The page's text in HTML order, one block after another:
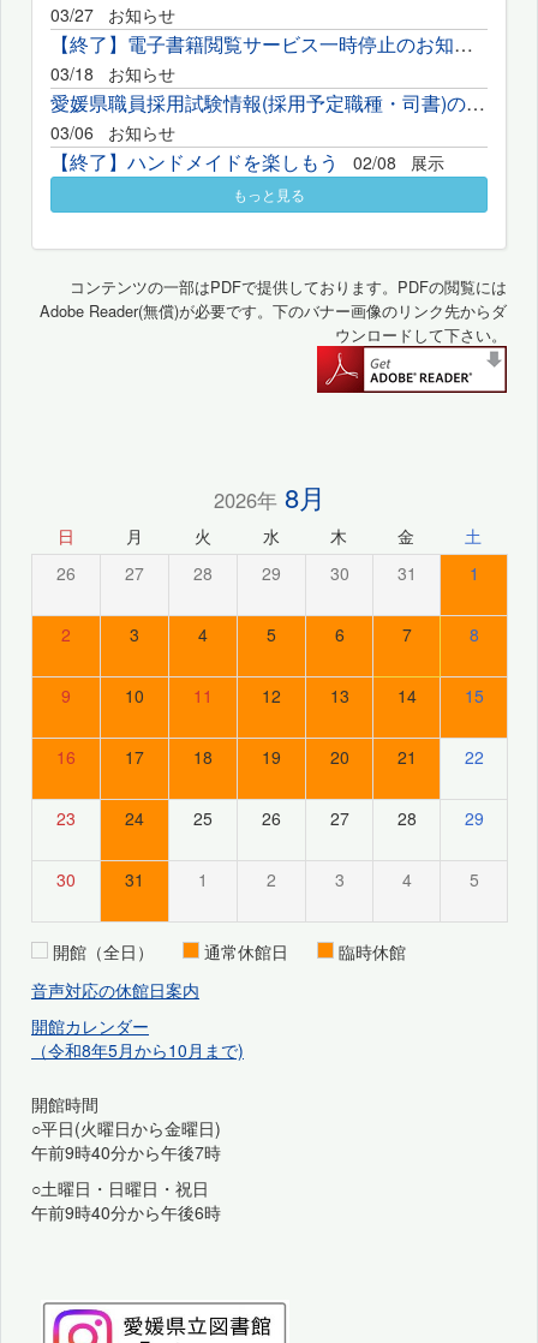
03/27 お知らせ
【終了】電子書籍閲覧サービス一時停止のお知らせ(3月26日分)
03/18 お知らせ
愛媛県職員採用試験情報(採用予定職種・司書)のご案内
03/06 お知らせ
【終了】ハンドメイドを楽しもう 02/08 展示
もっと見る
コンテンツの一部はPDFで提供しております。PDFの閲覧には
Adobe Reader(無償)が必要です。下のバナー画像のリンク先からダ
ウンロードして下さい。
2026年8月
日 月 火 水 木 金 土
26 27 28 29 30 31 1
2 3 4 5 6 7 8
9 10 11 12 13 14 15
16 17 18 19 20 21 22
23 24 25 26 27 28 29
30 31 1 2 3 4 5
開館（全日） 通常休館日
臨時休館
音声対応の休館日案内
開館カレンダー
（令和8年5月から10月まで)
開館時間
○平日(火曜日から金曜日)
午前9時40分から午後7時
○土曜日・日曜日・祝日
午前9時40分から午後6時